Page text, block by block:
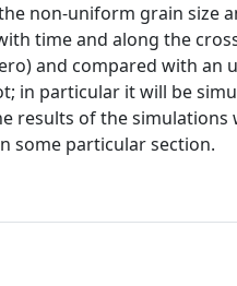
non-uniform grain size
time and along the
and compared with an
in particular it will be
results of the
some particular section.